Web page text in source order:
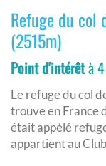
Refuge du col
(2515m)
Point d'intérêtà
Le refuge du col
trouve en France
était appélé
appartient au